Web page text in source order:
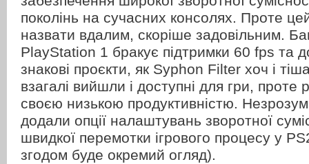
поколінь на сучасних консолях. Проте
назвати вдалим, скоріше задовільним.
PlayStation 1 бракує підтримки 60 fps та
знакові проєкти, як Syphon Filter хоч і
взагалі вийшли і доступні для гри, проте
своєю низькою продуктивністю.
додали опції налаштувань зворотної
швидкої перемотки ігрового процесу у
згодом буде окремий огляд).